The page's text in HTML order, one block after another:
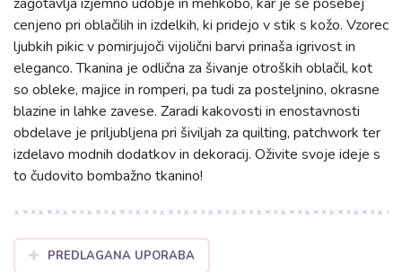
cenjeno pri oblačilih in izdelkih, ki pridejo v stik s kožo. Vzorec
ljubkih pikic v pomirjujoči vijolični barvi prinaša igrivost in
eleganco. Tkanina je odlična za šivanje otroških oblačil, kot
so obleke, majice in romperi, pa tudi za posteljnino, okrasne
blazine in lahke zavese. Zaradi kakovosti in enostavnosti
obdelave je priljubljena pri šiviljah za quilting, patchwork ter
izdelavo modnih dodatkov in dekoracij. Oživite svoje ideje s
to čudovito bombažno tkanino!
PREDLAGANA UPORABA